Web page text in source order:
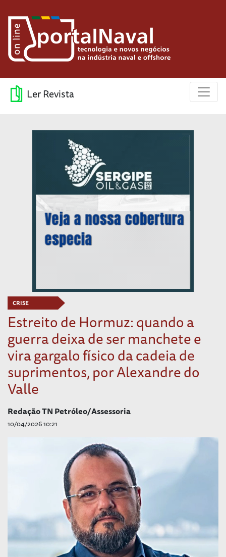
Ler Revista
CRISE
Estreito de Hormuz: quando a
guerra deixa de ser manchete e
vira gargalo físico da cadeia de
suprimentos, por Alexandre do
Valle
Redação TN Petróleo/Assessoria
10/04/2026 10:21